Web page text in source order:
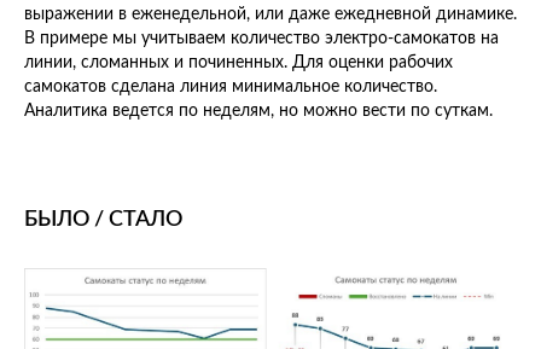
выражении в еженедельной, или даже ежедневной динамике.
В примере мы учитываем количество электро-самокатов на
линии, сломанных и починенных. Для оценки рабочих
самокатов сделана линия минимальное количество.
Аналитика ведется по неделям, но можно вести по суткам.
БЫЛО / СТАЛО